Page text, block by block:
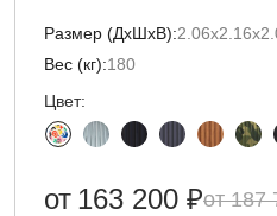
Размер (ДxШxВ):
Вес (кг):180
Цвет:
187
от 163 200 ₽